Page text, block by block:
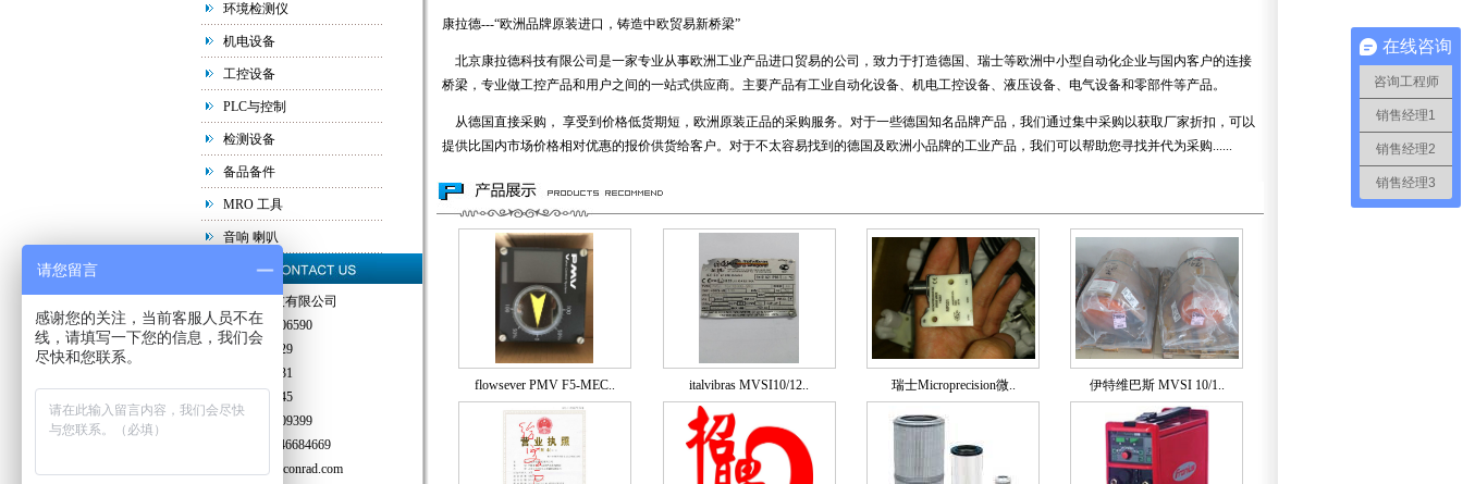
环境检测仪
机电设备
工控设备
PLC与控制
检测设备
备品备件
MRO 工具
音响 喇叭
北京康拉德科技有限公司
电 话：010-59506590
010-56213729
010-56213731
010-57018145
传 真：010-65409399
热线手机：13146684669
邮 箱：sales@bjconrad.com
康拉德---“欧洲品牌原装进口，铸造中欧贸易新桥梁”
北京康拉德科技有限公司是一家专业从事欧洲工业产品进口贸易的公司，致力于打造德国、瑞士等欧洲中小型自动化企业与国内客户的连接
桥梁，专业做工控产品和用户之间的一站式供应商。主要产品有工业自动化设备、机电工控设备、液压设备、电气设备和零部件等产品。
从德国直接采购， 享受到价格低货期短，欧洲原装正品的采购服务。对于一些德国知名品牌产品，我们通过集中采购以获取厂家折扣，可以
提供比国内市场价格相对优惠的报价供货给客户。对于不太容易找到的德国及欧洲小品牌的工业产品，我们可以帮助您寻找并代为采购......
flowsever PMV F5-MEC.. italvibras MVSI10/12.. 瑞士Microprecision微.. 伊特维巴斯 MVSI 10/1..
在线咨询
咨询工程师
销售经理1
销售经理2
销售经理3
请您留言
感谢您的关注，当前客服人员不在
线，请填写一下您的信息，我们会
尽快和您联系。